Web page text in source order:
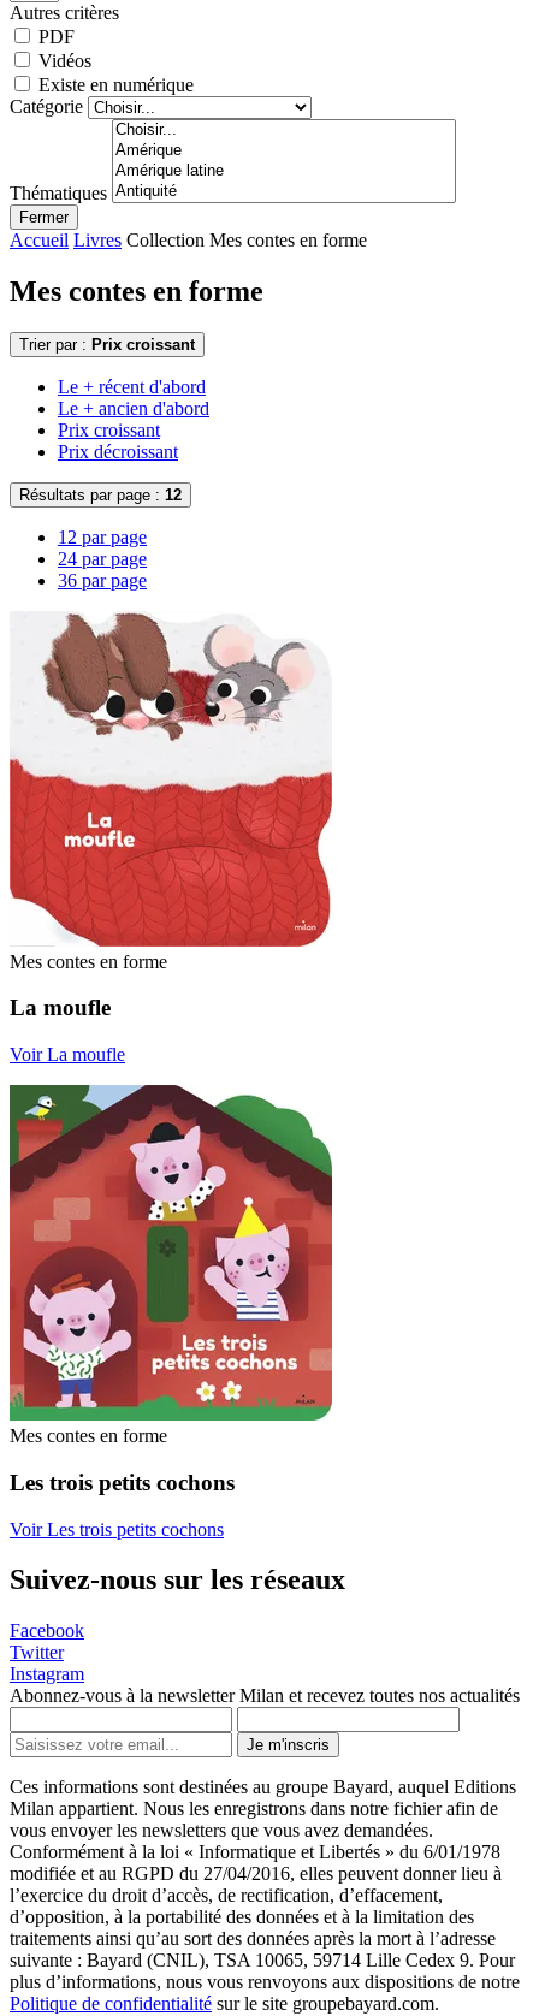
Autres critères
PDF
Vidéos
Existe en numérique
Catégorie
Thématiques
Fermer
Accueil Livres Collection Mes contes en forme
Mes contes en forme
Trier par : Prix croissant
Le + récent d'abord
Le + ancien d'abord
Prix croissant
Prix décroissant
Résultats par page : 12
12 par page
24 par page
36 par page
Mes contes en forme
La moufle
Voir La moufle
Mes contes en forme
Les trois petits cochons
Voir Les trois petits cochons
Suivez-nous sur les réseaux
Facebook
Twitter
Instagram
Abonnez-vous à la newsletter Milan et recevez toutes nos actualités
Je m'inscris
Ces informations sont destinées au groupe Bayard, auquel Editions
Milan appartient. Nous les enregistrons dans notre fichier afin de
vous envoyer les newsletters que vous avez demandées.
Conformément à la loi « Informatique et Libertés » du 6/01/1978
modifiée et au RGPD du 27/04/2016, elles peuvent donner lieu à
l’exercice du droit d’accès, de rectification, d’effacement,
d’opposition, à la portabilité des données et à la limitation des
traitements ainsi qu’au sort des données après la mort à l’adresse
suivante : Bayard (CNIL), TSA 10065, 59714 Lille Cedex 9. Pour
plus d’informations, nous vous renvoyons aux dispositions de notre
Politique de confidentialité sur le site groupebayard.com.